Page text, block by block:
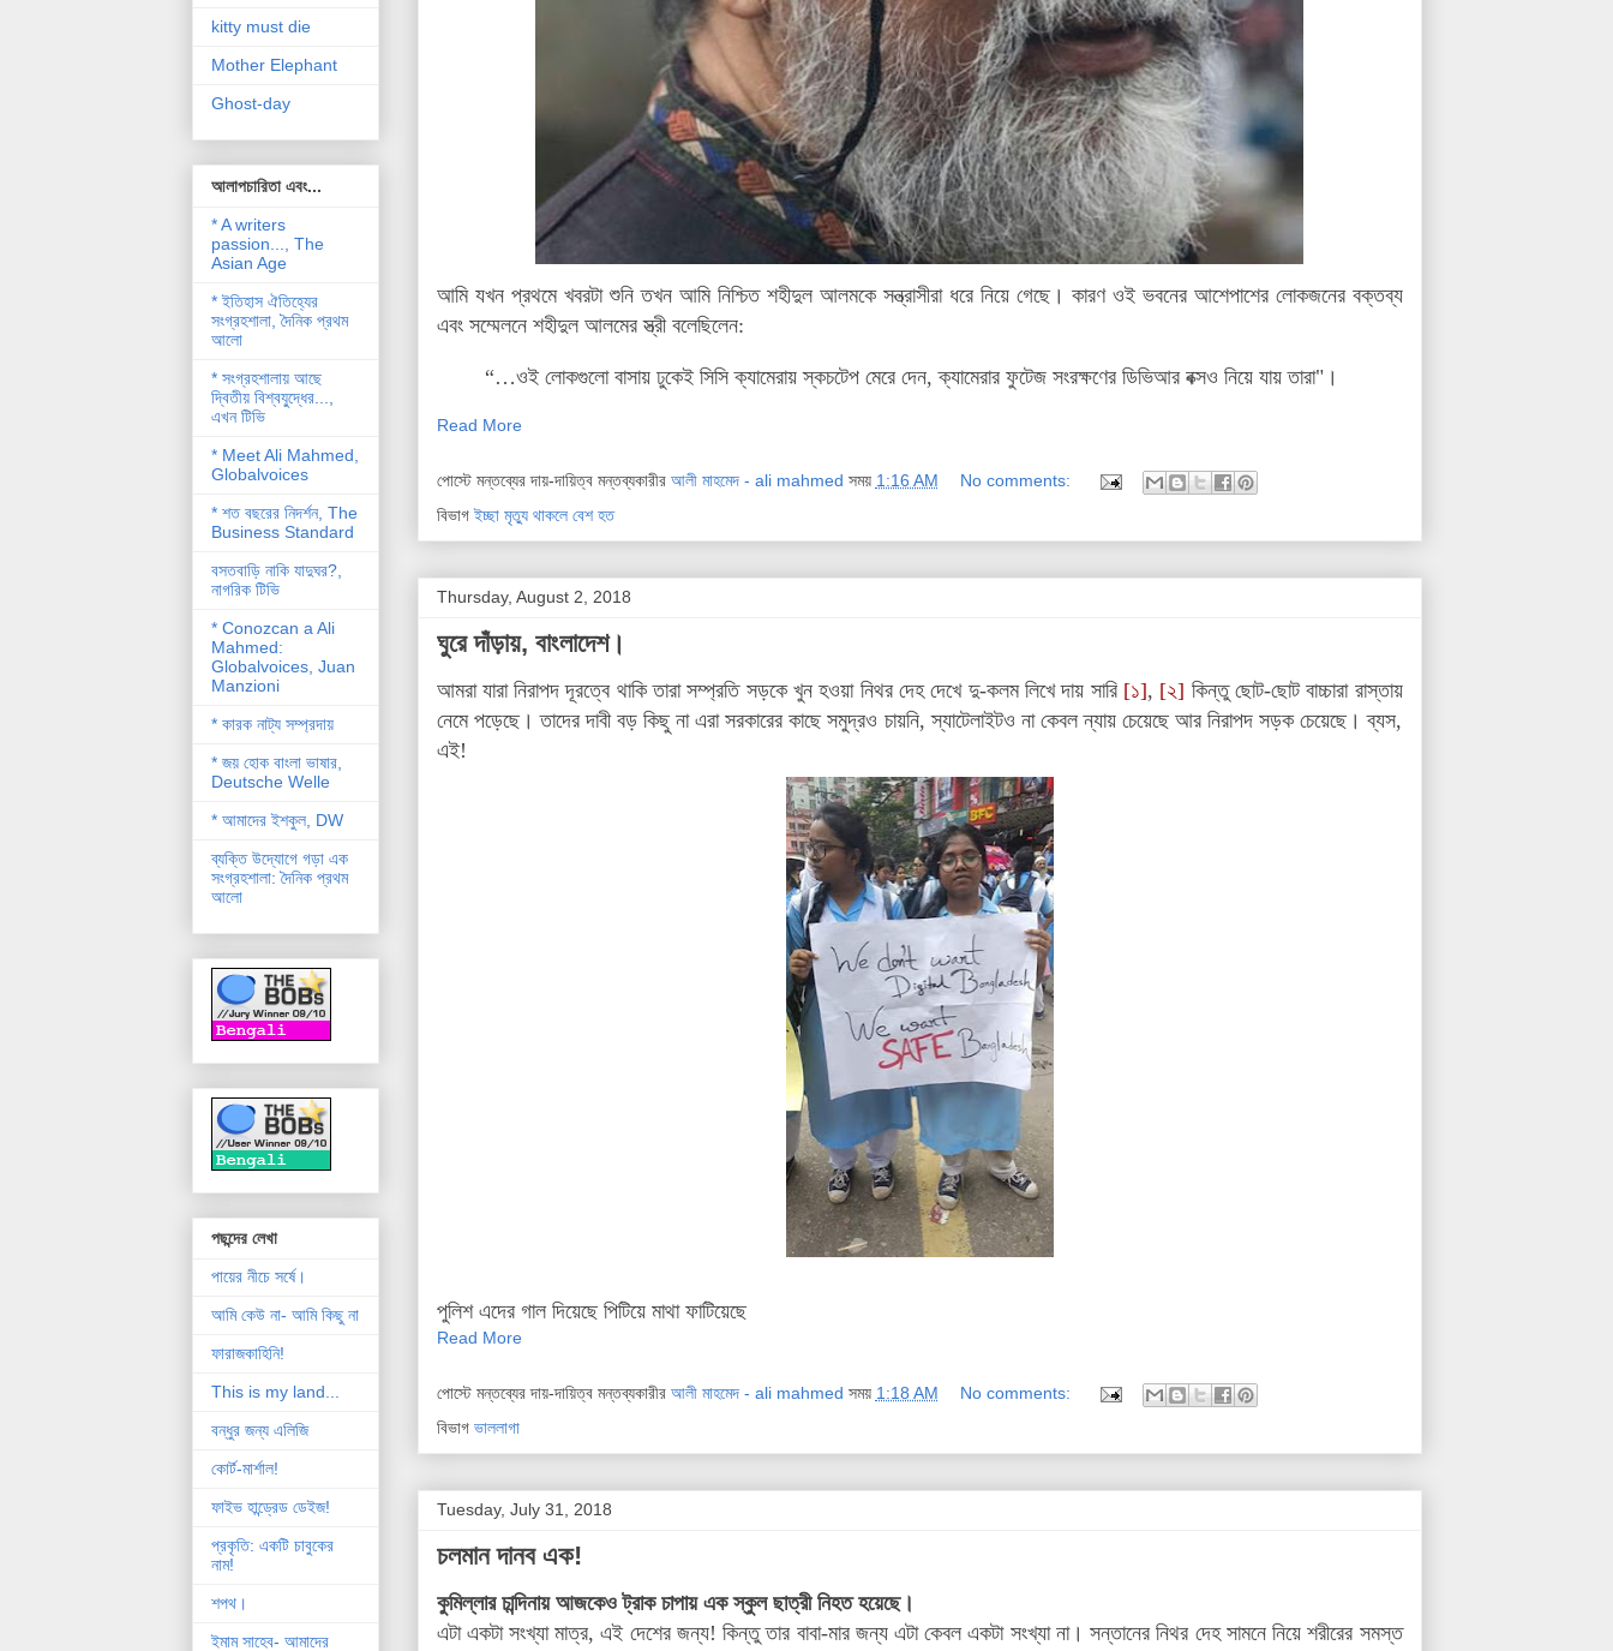
আমি যখন প্রথমে খবরটা শুনি তখন আমি নিশ্চিত শহীদুল আলমকে সন্ত্রাসীরা ধরে নিয়ে গেছে। কারণ ওই ভবনের আশেপাশের লোকজনের বক্তব্য
এবং সম্মেলনে শহীদুল আলমের স্ত্রী বলেছিলেন:
“…ওই লোকগুলো বাসায় ঢুকেই সিসি ক্যামেরায় স্কচটেপ মেরে দেন, ক্যামেরার ফুটেজ সংরক্ষণের ডিভিআর বক্সও নিয়ে যায় তারা"।
Read More
পোস্টে মন্তব্যের দায়-দায়িত্ব মন্তব্যকারীর আলী মাহমেদ - ali mahmed সময় 1:16 AM
No comments:
বিভাগইচ্ছা মৃত্যু থাকলে বেশ হত
Thursday, August 2, 2018
ঘুরে দাঁড়ায়, বাংলাদেশ।
আমরা যারা নিরাপদ দূরত্বে থাকি তারা সম্প্রতি সড়কে খুন হওয়া নিথর দেহ দেখে দু-কলম লিখে দায় সারি [১], [২] কিন্তু ছোট-ছোট বাচ্চারা রাস্তায়
নেমে পড়েছে। তাদের দাবী বড় কিছু না এরা সরকারের কাছে সমুদ্রও চায়নি, স্যাটেলাইটও না কেবল ন্যায় চেয়েছে আর নিরাপদ সড়ক চেয়েছে। ব্যস,
এই!
পুলিশ এদের গাল দিয়েছে পিটিয়ে মাথা ফাটিয়েছে
Read More
পোস্টে মন্তব্যের দায়-দায়িত্ব মন্তব্যকারীর আলী মাহমেদ - ali mahmed সময় 1:18 AM
No comments:
বিভাগ ভাললাগা
Tuesday, July 31, 2018
চলমান দানব এক!
কুমিল্লার চান্দিনায় আজকেও ট্রাক চাপায় এক স্কুল ছাত্রী নিহত হয়েছে।
এটা একটা সংখ্যা মাত্র, এই দেশের জন্য! কিন্তু তার বাবা-মার জন্য এটা কেবল একটা সংখ্যা না। সন্তানের নিথর দেহ সামনে নিয়ে শরীরের সমস্ত
kitty must die
Mother Elephant
Ghost-day
আলাপচারিতা এবং...
* A writers
passion..., The
Asian Age
* ইতিহাস ঐতিহ্যের
সংগ্রহশালা, দৈনিক প্রথম
আলো
* সংগ্রহশালায় আছে
দ্বিতীয় বিশ্বযু্দ্ধের...,
এখন টিভি
* Meet Ali Mahmed,
Globalvoices
* শত বছরের নিদর্শন, The
Business Standard
বসতবাড়ি নাকি যাদুঘর?,
নাগরিক টিভি
* Conozcan a Ali
Mahmed:
Globalvoices, Juan
Manzioni
* কারক নাট্য সম্প্রদায়
* জয় হোক বাংলা ভাষার,
Deutsche Welle
* আমাদের ইশকুল, DW
ব্যক্তি উদ্যোগে গড়া এক
সংগ্রহশালা: দৈনিক প্রথম
আলো
পছন্দের লেখা
পায়ের নীচে সর্ষে।
আমি কেউ না- আমি কিছু না
ফারাজকাহিনি!
This is my land...
বন্ধুর জন্য এলিজি
কোর্ট-মার্শাল!
ফাইভ হান্ড্রেড ডেইজ!
প্রকৃতি: একটি চাবুকের
নাম!
শপথ।
ইমাম সাহেব- আমাদের